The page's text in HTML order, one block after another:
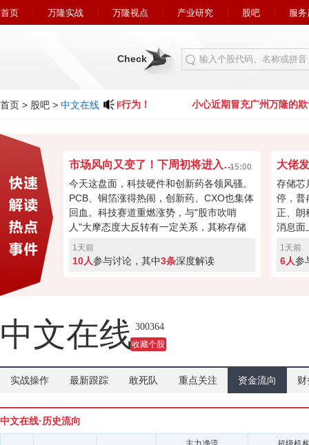
首页 万隆实战 万隆视点 产业研究 股吧 服
Check
首页 > 股吧 > 中文在线
近期冒充广州万隆的欺诈行为！ 小心近期冒充广州万隆的欺
市场风向又变了！下周初将进入关键窗口？15:00
今天这盘面，科技硬件和创新药各领风骚。
PCB、铜箔涨得热闹，创新药、CXO也集体
回血。科技赛道重燃涨势，与"股市吹哨
人"大摩态度大反转有一定关系，其称存储
最悲观过去，市场焦点要转向资本回馈，回
购、现金流或将成新催化。经过本周的连续
1天前
10人参与讨论，其中3条深度解读
存储芯
停，普
正、朗
消息面
长速
芯片
1天前
6人参
中文在线 300364
收藏个股
实战操作 最新跟踪 敢死队 重点关注 资金流向
中文在线·历史流向